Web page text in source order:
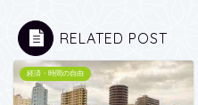
RELATED POST
経済・時間の自由